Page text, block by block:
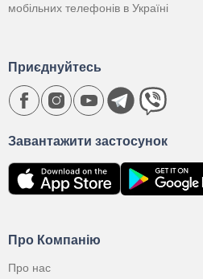
мобільних телефонів в Україні
Про Компанію
Про нас
Завантажити застосунок
Приєднуйтесь